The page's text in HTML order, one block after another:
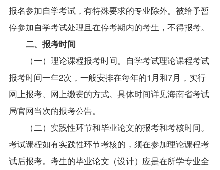
报名参加自学考试，有特殊要求的专业除外。被给予暂
停参加自学考试处理且在停考期内的考生，不得报考。
二、报考时间
（一）理论课程报考时间。自学考试理论课程考试
报考时间一年2次，一般安排在每年的1月和7月，实行
网上报考、网上缴费的方式。具体时间详见海南省考试
局官网当次的报考公告。
（二）实践性环节和毕业论文的报考和考核时间。
考试课程如有实践性环节考核的，须在参加理论课程考
试后报考。考生的毕业论文（设计）应是在所学专业全